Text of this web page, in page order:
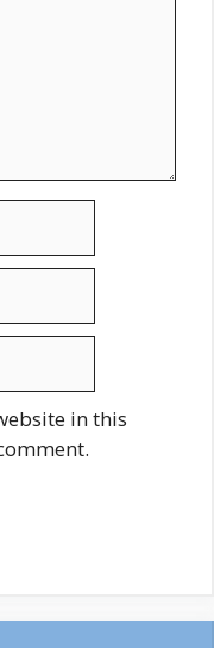
in this